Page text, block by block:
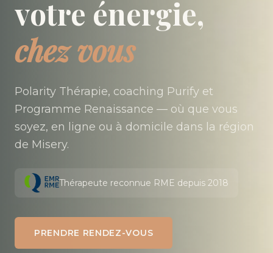
votre énergie,
chez vous
Polarity Thérapie, coaching Purify et
Programme Renaissance — où que vous
soyez, en ligne ou à domicile dans la région
de Misery.
Thérapeute reconnue RME depuis 2018
PRENDRE RENDEZ-VOUS